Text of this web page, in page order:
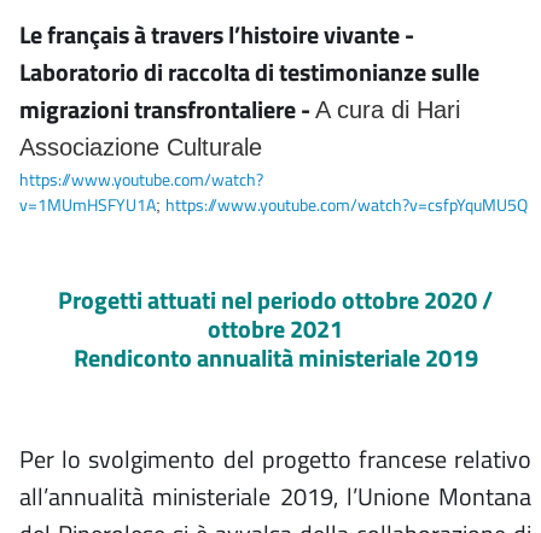
Le français à travers l’histoire vivante -
Laboratorio di raccolta di testimonianze sulle
migrazioni transfrontaliere - A cura di Hari
Associazione Culturale
https://www.youtube.com/watch?
v=1MUmHSFYU1A; https://www.youtube.com/watch?v=csfpYquMU5Q
Progetti attuati nel periodo ottobre 2020 /
ottobre 2021
Rendiconto annualità ministeriale 2019
Per lo svolgimento del progetto francese relativo
all’annualità ministeriale 2019, l’Unione Montana